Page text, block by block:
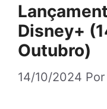
Disney+
Outubro)
14/10/2024 Por